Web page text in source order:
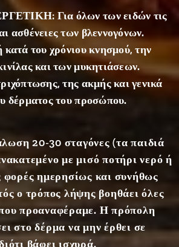
(10%),
γύρη
(5%).
Τα
υπόλοι
πα
είναι
αρωματ
ικές
ουσίες,
ζάχαρα,
βάλσαμ
α,
Για όλων των ειδών τις
ασθένειες των βλεννογόνων.
κατά του χρόνιου κνησμού, την
και των μυκητιάσεων.
της ακμής και γενικά
δέρματος του προσώπου.
20-30 σταγόνες (τα παιδιά
με μισό ποτήρι νερό ή
φορές ημερησίως και συνήθως
ο τρόπος λήψης βοηθάει όλες
προαναφέραμε. Η πρόπολη
στο δέρμα να μην έρθει σε
βάφει ισχυρά.